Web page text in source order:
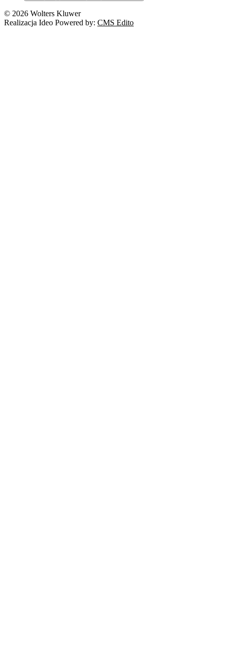
© 2026 Wolters Kluwer
Realizacja Ideo Powered by: CMS Edito